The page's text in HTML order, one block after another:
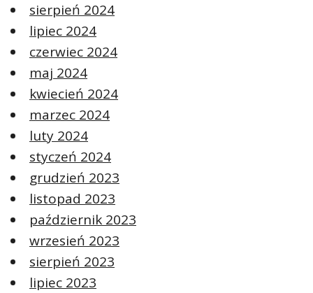
sierpień 2024
lipiec 2024
czerwiec 2024
maj 2024
kwiecień 2024
marzec 2024
luty 2024
styczeń 2024
grudzień 2023
listopad 2023
październik 2023
wrzesień 2023
sierpień 2023
lipiec 2023